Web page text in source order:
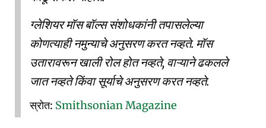
ग्लेशियर मॉस बॉल्स संशोधकांनी तपासलेल्या
कोणत्याही नमुन्याचे अनुसरण करत नव्हते. मॉस
उतारावरून खाली रोल होत नव्हते, वाऱ्याने ढकलले
जात नव्हते किंवा सूर्याचे अनुसरण करत नव्हते.
स्रोत: Smithsonian Magazine